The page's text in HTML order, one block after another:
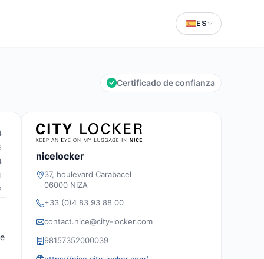
ES
Certificado de confianza
nicelocker
37, boulevard Carabacel
06000 NIZA
+33 (0)4 83 93 88 00
contact.nice@city-locker.com
98157352000039